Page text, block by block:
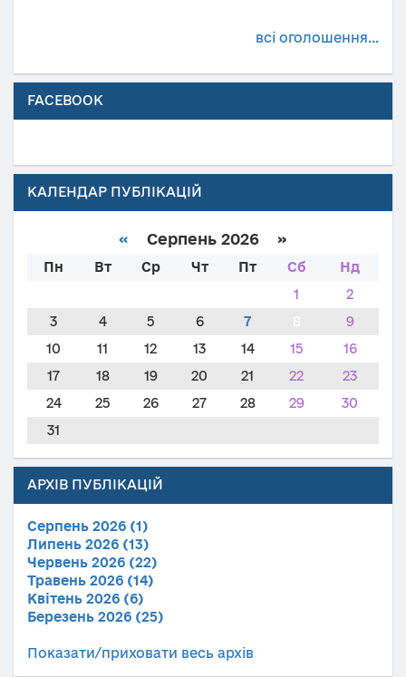
всі оголошення...
FACEBOOK
КАЛЕНДАР ПУБЛІКАЦІЙ
« Серпень 2026 »
Пн Вт Ср Чт Пт Сб
Нд
1
2
3
4 5 6 7
9
10
11 12 13 14 15
16
17
18 19 20 21 22
23
24
25 26 27 28 29
30
31
АРХІВ ПУБЛІКАЦІЙ
Серпень 2026 (1)
Липень 2026 (13)
Червень 2026 (22)
Травень 2026 (14)
Квітень 2026 (6)
Березень 2026 (25)
Показати/приховати весь архів